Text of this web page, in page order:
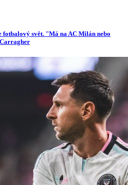
fotbalový svět. "Má na AC Milán nebo